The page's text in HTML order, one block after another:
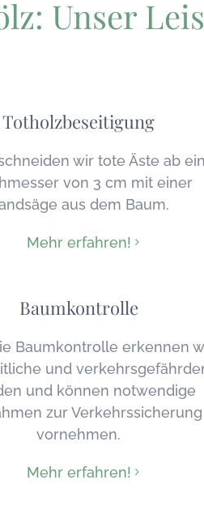
Unser
Totholzbeseitigung
wir tote Äste ab
von 3 cm mit einer
aus dem Baum.
Mehr erfahren!
Baumkontrolle
Baumkontrolle erkennen
und
und können notwendige
zur Verkehrssicherung
vornehmen.
Mehr erfahren!